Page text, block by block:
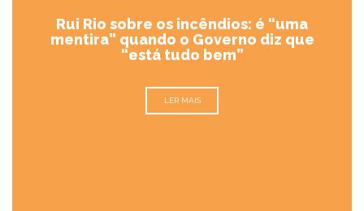
Rui Rio sobre os incêndios: é “uma
mentira” quando o Governo diz que
“está tudo bem”
LER MAIS